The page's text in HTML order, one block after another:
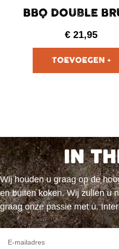
BBQ DOUBLE
€ 21,95
IN
Wij houden u graag op de
en buiten koken. Wij zullen u
graag onze passie met u.